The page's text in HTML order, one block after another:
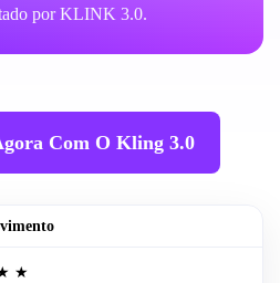
por KLINK 3.0.
Com O Kling 3.0
★